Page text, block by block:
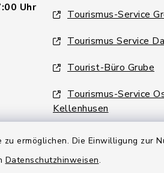
ermöglichen. Die Einwilligung zur
Datenschutzhinweisen.
Uhr
Tourismus-Service
Tourismus Service
Tourist-Büro Grube
Tourismus-Service
Kellenhusen